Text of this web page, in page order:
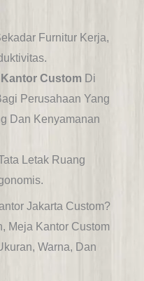
Furnitur Kerja,
Kantor CustomDi
Perusahaan Yang
Dan Kenyamanan
Letak Ruang
Jakarta Custom?
Meja Kantor Custom
Warna, Dan